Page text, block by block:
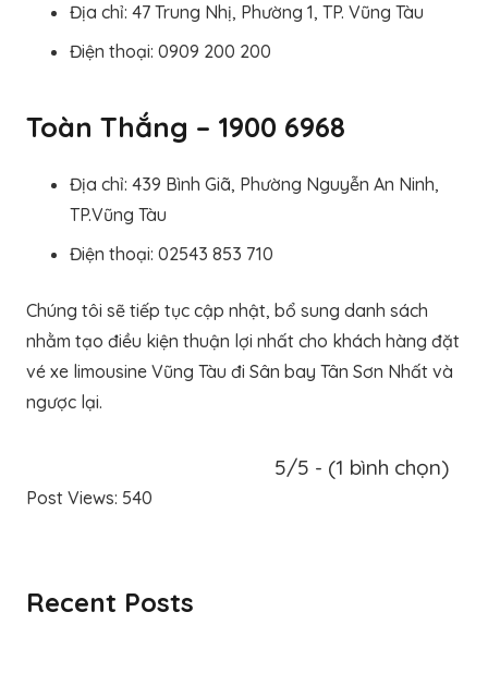
Địa chỉ: 47 Trung Nhị, Phường 1, TP. Vũng Tàu
Điện thoại: 0909 200 200
Toàn Thắng – 1900 6968
Địa chỉ: 439 Bình Giã, Phường Nguyễn An Ninh,
TP.Vũng Tàu
Điện thoại: 02543 853 710
Chúng tôi sẽ tiếp tục cập nhật, bổ sung danh sách
nhằm tạo điều kiện thuận lợi nhất cho khách hàng đặt
vé xe limousine Vũng Tàu đi Sân bay Tân Sơn Nhất và
ngược lại.
5/5 - (1 bình chọn)
Post Views: 540
Recent Posts